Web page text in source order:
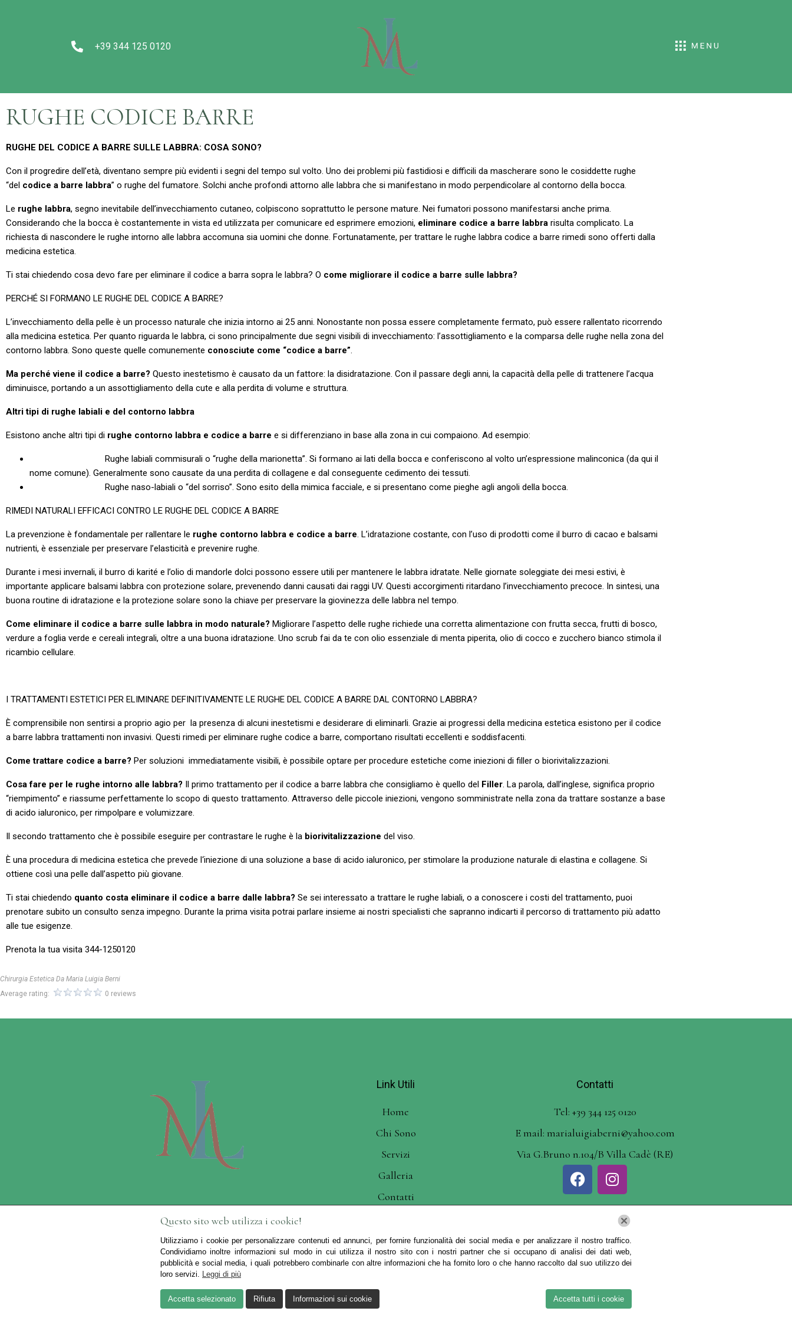
+39 344 125 0120
RUGHE CODICE BARRE
RUGHE DEL CODICE A BARRE SULLE LABBRA: COSA SONO?
Con il progredire dell’età, diventano sempre più evidenti i segni del tempo sul volto. Uno dei problemi più fastidiosi e difficili da mascherare sono le cosiddette rughe
“del codice a barre labbra” o rughe del fumatore. Solchi anche profondi attorno alle labbra che si manifestano in modo perpendicolare al contorno della bocca.
Le rughe labbra, segno inevitabile dell’invecchiamento cutaneo, colpiscono soprattutto le persone mature. Nei fumatori possono manifestarsi anche prima.
Considerando che la bocca è costantemente in vista ed utilizzata per comunicare ed esprimere emozioni, eliminare codice a barre labbra risulta complicato. La
richiesta di nascondere le rughe intorno alle labbra accomuna sia uomini che donne. Fortunatamente, per trattare le rughe labbra codice a barre rimedi sono offerti dalla
medicina estetica.
Ti stai chiedendo cosa devo fare per eliminare il codice a barra sopra le labbra? O come migliorare il codice a barre sulle labbra?
PERCHÉ SI FORMANO LE RUGHE DEL CODICE A BARRE?
L’invecchiamento della pelle è un processo naturale che inizia intorno ai 25 anni. Nonostante non possa essere completamente fermato, può essere rallentato ricorrendo
alla medicina estetica. Per quanto riguarda le labbra, ci sono principalmente due segni visibili di invecchiamento: l’assottigliamento e la comparsa delle rughe nella zona del
contorno labbra. Sono queste quelle comunemente conosciute come “codice a barre”.
Ma perché viene il codice a barre? Questo inestetismo è causato da un fattore: la disidratazione. Con il passare degli anni, la capacità della pelle di trattenere l’acqua
diminuisce, portando a un assottigliamento della cute e alla perdita di volume e struttura.
Altri tipi di rughe labiali e del contorno labbra
Esistono anche altri tipi di rughe contorno labbra e codice a barre e si differenziano in base alla zona in cui compaiono. Ad esempio:
Rughe labiali commisurali o “rughe della marionetta”. Si formano ai lati della bocca e conferiscono al volto un’espressione malinconica (da qui il
nome comune). Generalmente sono causate da una perdita di collagene e dal conseguente cedimento dei tessuti.
Rughe naso-labiali o “del sorriso”. Sono esito della mimica facciale, e si presentano come pieghe agli angoli della bocca.
RIMEDI NATURALI EFFICACI CONTRO LE RUGHE DEL CODICE A BARRE
La prevenzione è fondamentale per rallentare le rughe contorno labbra e codice a barre. L’idratazione costante, con l’uso di prodotti come il burro di cacao e balsami
nutrienti, è essenziale per preservare l’elasticità e prevenire rughe.
Durante i mesi invernali, il burro di karité e l’olio di mandorle dolci possono essere utili per mantenere le labbra idratate. Nelle giornate soleggiate dei mesi estivi, è
importante applicare balsami labbra con protezione solare, prevenendo danni causati dai raggi UV. Questi accorgimenti ritardano l’invecchiamento precoce. In sintesi, una
buona routine di idratazione e la protezione solare sono la chiave per preservare la giovinezza delle labbra nel tempo.
Come eliminare il codice a barre sulle labbra in modo naturale? Migliorare l’aspetto delle rughe richiede una corretta alimentazione con frutta secca, frutti di bosco,
verdure a foglia verde e cereali integrali, oltre a una buona idratazione. Uno scrub fai da te con olio essenziale di menta piperita, olio di cocco e zucchero bianco stimola il
ricambio cellulare.
I TRATTAMENTI ESTETICI PER ELIMINARE DEFINITIVAMENTE LE RUGHE DEL CODICE A BARRE DAL CONTORNO LABBRA?
È comprensibile non sentirsi a proprio agio per la presenza di alcuni inestetismi e desiderare di eliminarli. Grazie ai progressi della medicina estetica esistono per il codice
a barre labbra trattamenti non invasivi. Questi rimedi per eliminare rughe codice a barre, comportano risultati eccellenti e soddisfacenti.
Come trattare codice a barre? Per soluzioni immediatamente visibili, è possibile optare per procedure estetiche come iniezioni di filler o biorivitalizzazioni.
Cosa fare per le rughe intorno alle labbra? Il primo trattamento per il codice a barre labbra che consigliamo è quello del Filler. La parola, dall’inglese, significa proprio
“riempimento” e riassume perfettamente lo scopo di questo trattamento. Attraverso delle piccole iniezioni, vengono somministrate nella zona da trattare sostanze a base
di acido ialuronico, per rimpolpare e volumizzare.
Il secondo trattamento che è possibile eseguire per contrastare le rughe è la biorivitalizzazione del viso.
È una procedura di medicina estetica che prevede l‘iniezione di una soluzione a base di acido ialuronico, per stimolare la produzione naturale di elastina e collagene. Si
ottiene così una pelle dall’aspetto più giovane.
Ti stai chiedendo quanto costa eliminare il codice a barre dalle labbra? Se sei interessato a trattare le rughe labiali, o a conoscere i costi del trattamento, puoi
prenotare subito un consulto senza impegno. Durante la prima visita potrai parlare insieme ai nostri specialisti che sapranno indicarti il percorso di trattamento più adatto
alle tue esigenze.
Prenota la tua visita 344-1250120
Chirurgia Estetica Da Maria Luigia Berni
Average rating:
0 reviews
Link Utili
Home
Chi Sono
Servizi
Galleria
Contatti
Contatti
Tel: +39 344 125 0120
E mail: marialuigiaberni@yahoo.com
Via G.Bruno n.104/B Villa Cadè (RE)
Local Web – Agenzia Web Marketing MilanoCopyrights © 2025 Chirurgia Estetica Da Maria Luigia Berni – P. IVA BRNMLG87C61F463T | Tutti i
Questo sito web utilizza i cookie!
Utilizziamo i cookie per personalizzare contenuti ed annunci, per fornire funzionalità dei social media e per analizzare il nostro traffico.
Condividiamo inoltre informazioni sul modo in cui utilizza il nostro sito con i nostri partner che si occupano di analisi dei dati web,
pubblicità e social media, i quali potrebbero combinarle con altre informazioni che ha fornito loro o che hanno raccolto dal suo utilizzo dei
loro servizi. Leggi di più
Accetta selezionato Rifiuta Informazioni sui cookie Accetta tutti i cookie